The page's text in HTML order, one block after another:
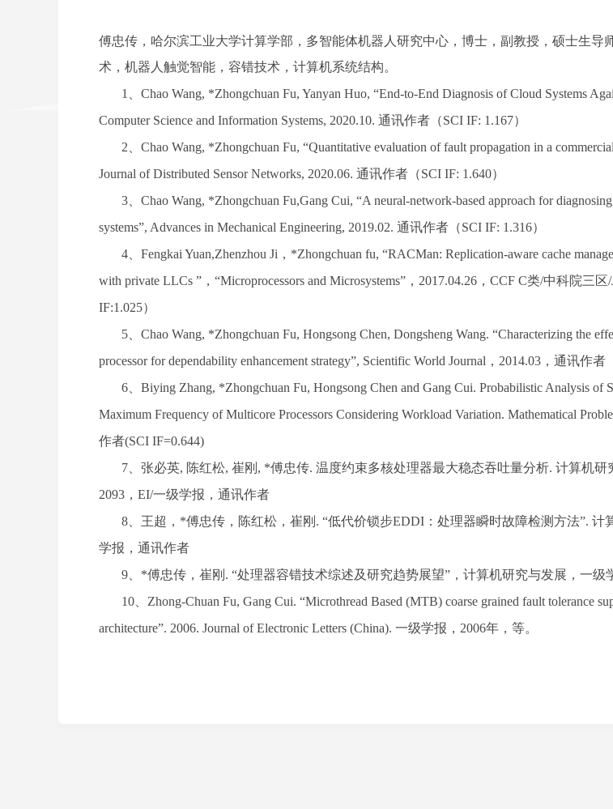
傅忠传，哈尔滨工业大学计算学部，多智能体机器人研究中心，博士，副教授，硕士生导
术，机器人触觉智能，容错技术， 计算机系统结构。
1、 Chao Wang, *Zhongchuan Fu, Yanyan Huo, “End-to-End Diagnosis of Cloud Systems
Computer Science and Information Systems, 2020.10. 通讯作者（SCI IF: 1.167）
2、 Chao Wang, *Zhongchuan Fu, “Quantitative evaluation of fault propagation in a
Journal of Distributed Sensor Networks, 2020.06. 通讯作者（SCI IF: 1.640）
3、 Chao Wang, *Zhongchuan Fu,Gang Cui, “A neural-network-based approach for
systems”, Advances in Mechanical Engineering, 2019.02. 通讯作者（SCI IF: 1.316）
4、 Fengkai Yuan,Zhenzhou Ji ，*Zhongchuan fu, “RACMan: Replication-aware cache
with private LLCs ” ， “Microprocessors and Microsystems” ， 2017.04.26 ， CCF C类/中科院三区
IF:1.025）
5、 Chao Wang, *Zhongchuan Fu, Hongsong Chen, Dongsheng Wang. “Characterizing the
processor for dependability enhancement strategy”, Scientific World Journal ， 2014.03 ，通讯作者
6、 Biying Zhang, *Zhongchuan Fu, Hongsong Chen and Gang Cui. Probabilistic Analysis of
Maximum Frequency of Multicore Processors Considering Workload Variation. Mathematical
作者(SCI IF=0.644)
7、 张必英, 陈红松, 崔刚 , *傅忠传. 温度约束多核处理器最大稳态吞吐量分析. 计算机研
2093 ， EI/一级学报，通讯作者
8、 王超， *傅忠传，陈红松，崔刚 . “低代价锁步EDDI ：处理器瞬时故障检测方法”. 计
学报，通讯作者
9、 *傅忠传，崔刚 . “处理器容错技术综述及研究趋势展望” ，计算机研究与发展，一级
10、 Zhong-Chuan Fu, Gang Cui. “Microthread Based (MTB) coarse grained fault tolerance
architecture”. 2006. Journal of Electronic Letters (China). 一级学报， 2006年，等。